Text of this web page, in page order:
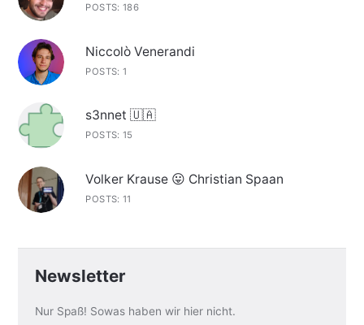
POSTS: 186
Niccolò Venerandi
POSTS: 1
s3nnet 🇺🇦
POSTS: 15
Volker Krause 😛 Christian Spaan
POSTS: 11
Newsletter
Nur Spaß! Sowas haben wir hier nicht.